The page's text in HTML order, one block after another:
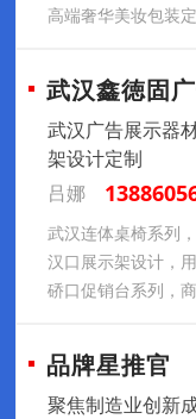
武汉鑫徳固
武汉广告展示器
架设计定制
吕娜
武汉连体桌椅系列
汉口展示架设计，
硚口促销台系列，
品牌星推官
聚焦制造业创新